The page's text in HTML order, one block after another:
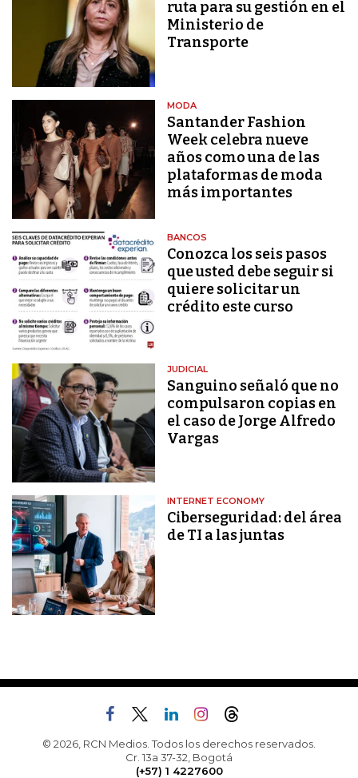
ruta para su gestión en el
Ministerio de
Transporte
MODA
Santander Fashion
Week celebra nueve
años como una de las
plataformas de moda
más importantes
BANCOS
Conozca los seis pasos
que usted debe seguir si
quiere solicitar un
crédito este curso
JUDICIAL
Sanguino señaló que no
compulsaron copias en
el caso de Jorge Alfredo
Vargas
INTERNET ECONOMY
Ciberseguridad: del área
de TI a las juntas
© 2026, RCN Medios. Todos los derechos reservados.
Cr. 13a 37-32, Bogotá
(+57) 1 4227600